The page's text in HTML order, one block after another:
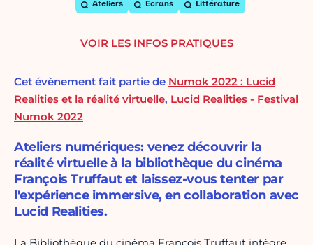
Ateliers Ecrans Littérature
Cet évènement fait partie de Numok 2022 : Lucid
Realities et la réalité virtuelle, Lucid Realities - Festival
Numok 2022
Ateliers numériques: venez découvrir la
réalité virtuelle à la bibliothèque du cinéma
François Truffaut et laissez-vous tenter par
l'expérience immersive, en collaboration avec
Lucid Realities.
VOIR LES INFOS PRATIQUES